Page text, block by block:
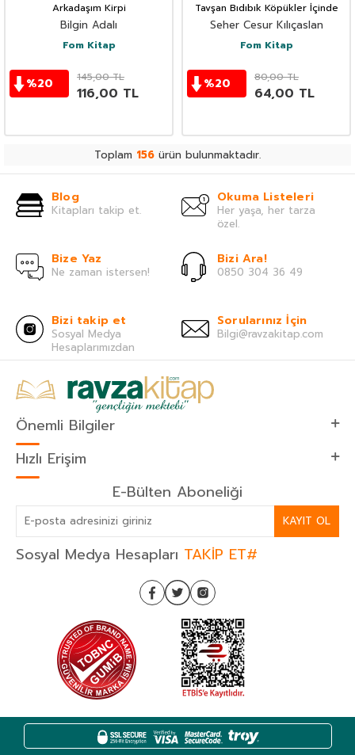
Arkadaşım Kirpi
Bilgin Adalı
Fom Kitap
%20 145,00TL
116,00 TL
Tavşan Bıdıbık Köpükler İçinde
Seher Cesur Kılıçaslan
Fom Kitap
%20 80,00TL
64,00 TL
Toplam 156 ürün bulunmaktadır.
Blog
Kitapları takip et.
Okuma Listeleri
Her yaşa, her tarza
özel.
Bize Yaz
Ne zaman istersen!
Bizi Ara!
0850 304 36 49
Bizi takip et
Sosyal Medya
Hesaplarımızdan
Sorularınız İçin
Bilgi@ravzakitap.com
Önemli Bilgiler
Hızlı Erişim
E-Bülten Aboneliği
KAYIT OL
Sosyal Medya Hesapları TAKİP ET#